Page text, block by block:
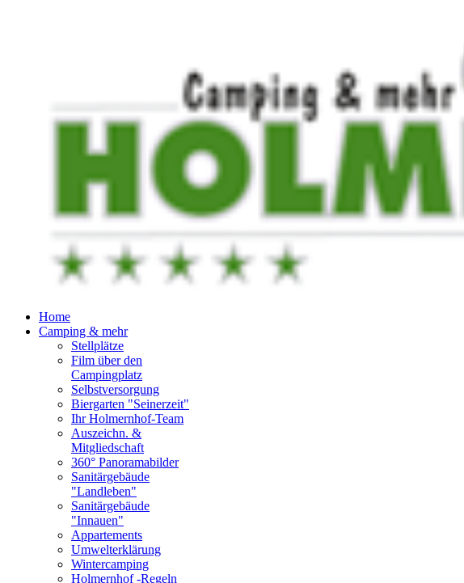
Home
Camping & mehr
Stellplätze
Film über den
Campingplatz
Selbstversorgung
Biergarten "Seinerzeit"
Ihr Holmernhof-Team
Auszeichn. &
Mitgliedschaft
360° Panoramabilder
Sanitärgebäude
"Landleben"
Sanitärgebäude
"Innauen"
Appartements
Umwelterklärung
Wintercamping
Holmernhof -Regeln